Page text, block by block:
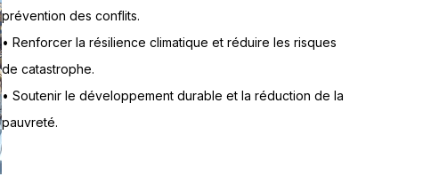
prévention des conflits.
• Renforcer la résilience climatique et réduire les risques
de catastrophe.
• Soutenir le développement durable et la réduction de la
pauvreté.